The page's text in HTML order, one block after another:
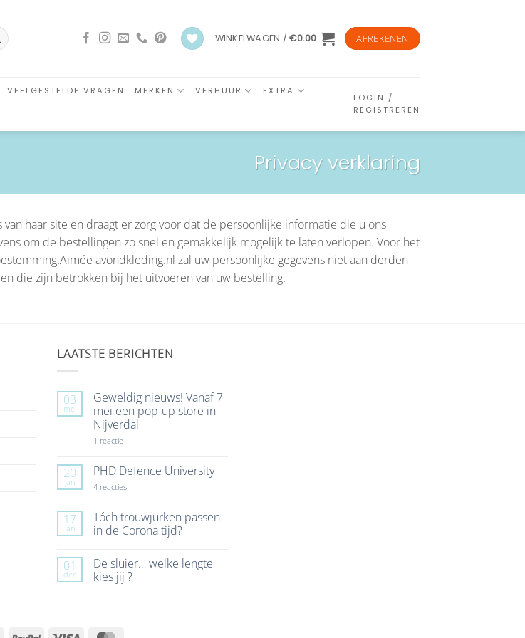
WINKELWAGEN /€0.00 AFREKENEN
VEELGESTELDE VRAGEN MERKEN VERHUUR EXTRA
LOGIN /
REGISTREREN
Privacy verklaring
haar site en draagt er zorg voor dat de persoonlijke informatie die u ons
om de bestellingen zo snel en gemakkelijk mogelijk te laten verlopen. Voor het
avondkleding.nl zal uw persoonlijke gegevens niet aan derden
die zijn betrokken bij het uitvoeren van uw bestelling.
LAATSTE BERICHTEN
03
mei
Geweldig nieuws! Vanaf 7
mei een pop-up store in
Nijverdal
1 reactieop
Vanaf
7
mei
up
store
in
20
jan
PHD Defence University
4 reactiesop
University
17
jan
Tóch trouwjurken passen
in de Corona tijd?
op
Tóch
trouwjurken
01
dec
De sluier… welke lengte
kies jij ?